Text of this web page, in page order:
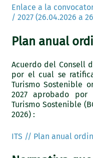
Enlace a la
/ 2027 (26.04.2026 a
Plan anual
Acuerdo del Consell
por el cual se
Turismo Sostenible
2027 aprobado
Turismo Sostenible
2026) :
ITS // Plan anual